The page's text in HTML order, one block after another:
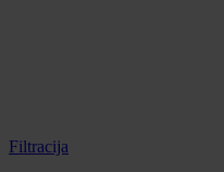
Filtracija